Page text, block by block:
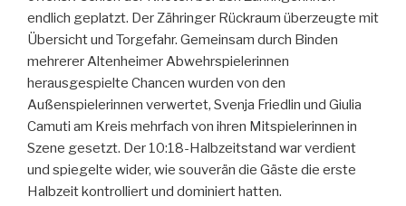
endlich geplatzt. Der Zähringer Rückraum überzeugte mit
Übersicht und Torgefahr. Gemeinsam durch Binden
mehrerer Altenheimer Abwehrspielerinnen
herausgespielte Chancen wurden von den
Außenspielerinnen verwertet, Svenja Friedlin und Giulia
Camuti am Kreis mehrfach von ihren Mitspielerinnen in
Szene gesetzt. Der 10:18-Halbzeitstand war verdient
und spiegelte wider, wie souverän die Gäste die erste
Halbzeit kontrolliert und dominiert hatten.